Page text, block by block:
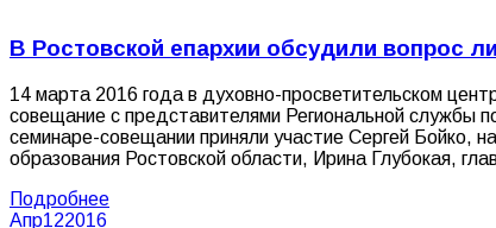
В Ростовской епархии обсудили вопрос
14 марта 2016 года в духовно-просветительском
совещание с представителями Региональной службы
семинаре-совещании приняли участие Сергей Бойко,
образования Ростовской области, Ирина Глубокая,
Подробнее
Апр122016